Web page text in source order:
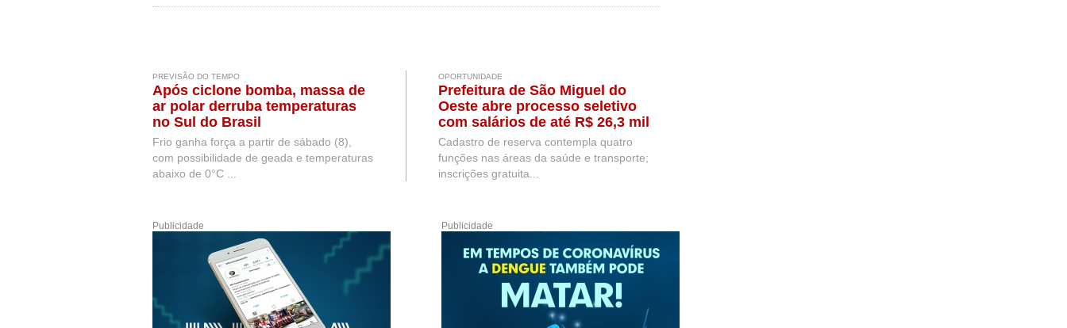
PREVISÃO DO TEMPO
Após ciclone bomba, massa de
ar polar derruba temperaturas
no Sul do Brasil
Frio ganha força a partir de sábado (8),
com possibilidade de geada e temperaturas
abaixo de 0°C ...
OPORTUNIDADE
Prefeitura de São Miguel do
Oeste abre processo seletivo
com salários de até R$ 26,3 mil
Cadastro de reserva contempla quatro
funções nas áreas da saúde e transporte;
inscrições gratuita...
Publicidade Publicidade